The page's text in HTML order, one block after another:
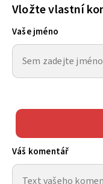
Vložte vlastní
Vaše jméno
Váš komentář